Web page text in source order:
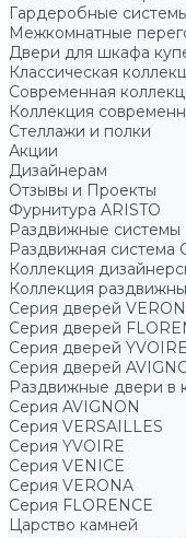
Гардеробные
Межкомнатные
Двери для шкафа
Классическая
Современная
Коллекция
Стеллажи и полки
Акции
Дизайнерам
Отзывы и Проекты
Фурнитура ARISTO
Раздвижные системы
Раздвижная система
Коллекция
Коллекция
Серия дверей
Серия дверей
Серия дверей YVOIRE
Серия дверей
Раздвижные двери в
Серия AVIGNON
Серия VERSAILLES
Серия YVOIRE
Серия VENICE
Серия VERONA
Серия FLORENCE
Царство камней